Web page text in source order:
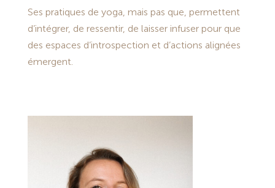
Ses pratiques de yoga, mais pas que, permettent
d’intégrer, de ressentir, de laisser infuser pour que
des espaces d’introspection et d’actions alignées
émergent.